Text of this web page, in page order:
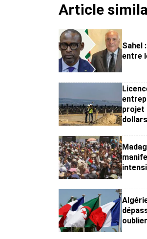
Article
Sahel
entre
projet